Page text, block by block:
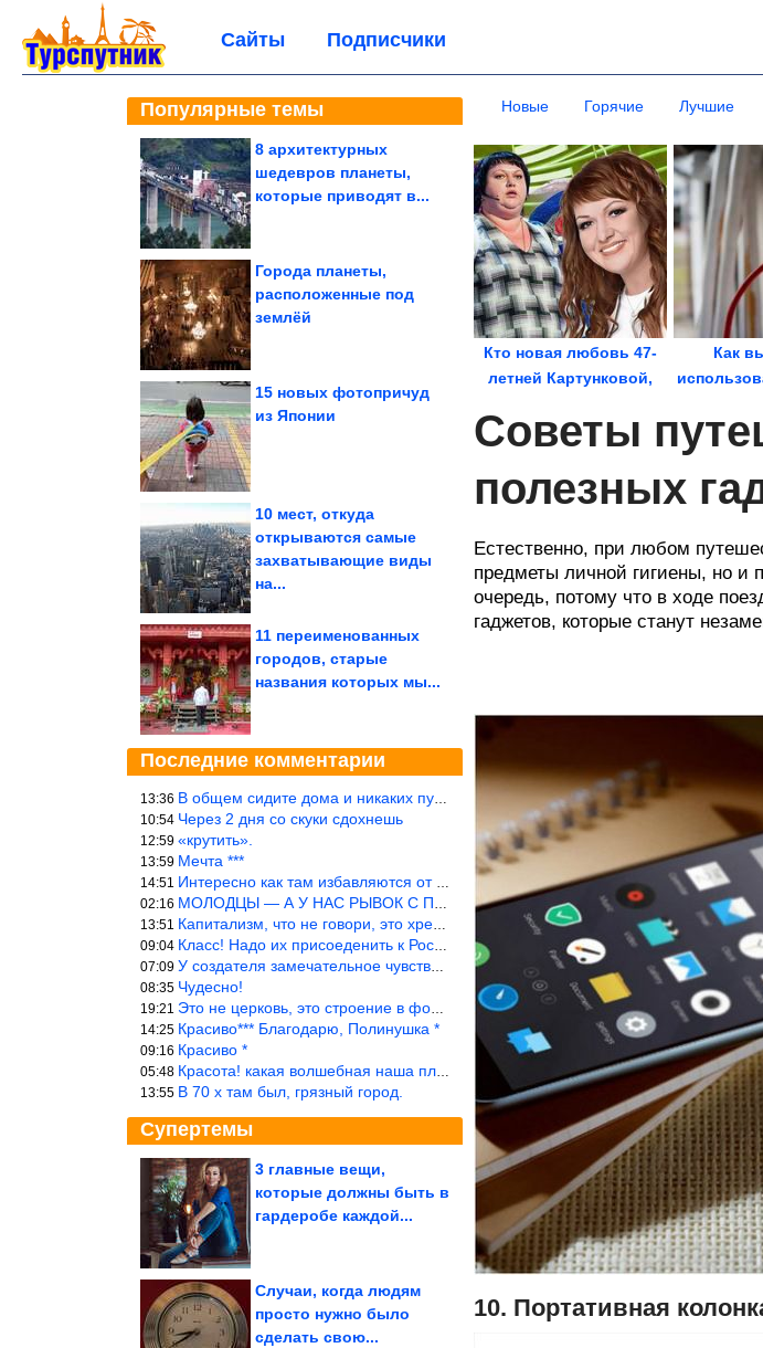
Сайты Подписчики
Популярные темы
8 архитектурных
шедевров планеты,
которые приводят в...
Города планеты,
расположенные под
землёй
15 новых фотопричуд
из Японии
10 мест, откуда
открываются самые
захватывающие виды
на...
11 переименованных
городов, старые
названия которых мы...
Последние комментарии
13:36 В общем сидите дома и никаких путешествий А самая грязная в от
10:54 Через 2 дня со скуки сдохнешь
12:59 «крутить».
13:59 Мечта ***
14:51 Интересно как там избавляются от физиологических и прочих отходо
02:16 МОЛОДЦЫ — А У НАС РЫВОК С ПРОРЫВОМ В ТРУБУ
13:51 Капитализм, что не говори, это хреново (((
09:04 Класс! Надо их присоеденить к России!
07:09 У создателя замечательное чувство юмора! ))
08:35 Чудесно!
19:21 Это не церковь, это строение в форме церкви.
14:25 Красиво*** Благодарю, Полинушка *
09:16 Красиво *
05:48 Красота! какая волшебная наша планета!… еще-бы, мы понимали это…
13:55 В 70 х там был, грязный город.
Супертемы
3 главные вещи,
которые должны быть в
гардеробе каждой...
Когда реальность
Случаи, когда людям
просто нужно было
сделать свою...
Новые Горячие Лучшие
Кто новая любовь 47-
летней Картунковой,
Как
Советы
полезных
Естественно, при любом
предметы личной гигиены, но и
очередь, потому что в ходе
гаджетов, которые станут
10. Портативная